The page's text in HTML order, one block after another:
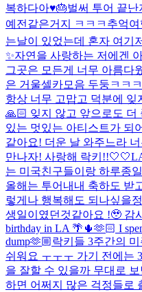
복하다아♥️🎂벌써 투어 끝
예전같은거지 ㅋㅋㅋ추억
는날이 있었는데 혼자 여기
✨자연을 사랑하는 저에겐
그곳은 모든게 너무 아름다
은 거울셀카모음 두둥ㅋㅋ
항상 너무 고맙고 덕분에 잊
🙏🏻 잊지 않고 앞으로도 더
있는 멋있는 아티스트가 되
같아요! 더운 날 와주느라
만나자! 사랑해 락키!!🤍🤍
는 미국친구들이랑 하루종
올해는 투어내내 축하도 받
렇게나 행복해도 되나싶을
생일이였던것같아요 !🥹 감
birthday in LA 🌴🌵🫶🏻 I
dump🫶🏼락키들 3주간의
쉬워요 ㅜㅜㅜ 가기 전에는
을 잘할 수 있을까 무대로
하면 어쩌지 많은 걱정들로